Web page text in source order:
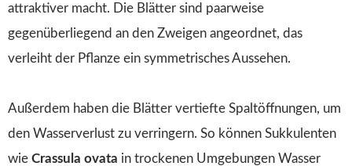
attraktiver macht. Die Blätter sind paarweise
gegenüberliegend an den Zweigen angeordnet, das
verleiht der Pflanze ein symmetrisches Aussehen.
Außerdem haben die Blätter vertiefte Spaltöffnungen, um
den Wasserverlust zu verringern. So können Sukkulenten
wie Crassula ovata in trockenen Umgebungen Wasser